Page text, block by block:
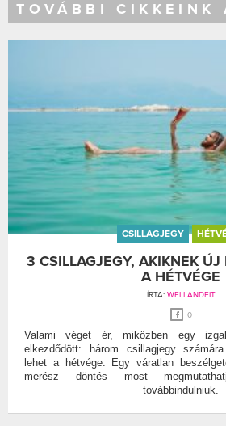
TOVÁBBI CIKKEINK
CSILLAGJEGY
3 CSILLAGJEGY, AKIKNEK ÚJ
A HÉTVÉGE
ÍRTA: WELLANDFIT
0
Valami véget ér, miközben egy
elkezdődött: három csillagjegy
lehet a hétvége. Egy váratlan
merész döntés most
továbbindulniuk.